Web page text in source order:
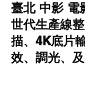
臺北 中影 電
世代生產線
描、4K底片
效、調光、